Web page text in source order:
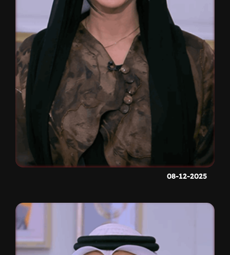
08-12-2025